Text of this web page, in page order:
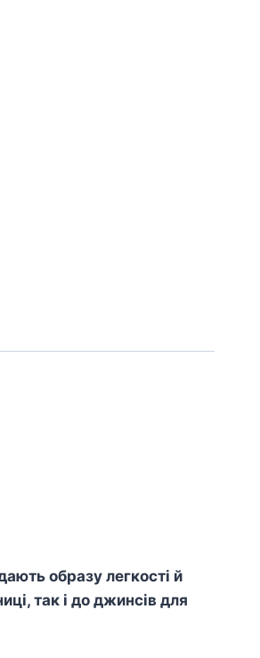
образу легкості й
так і до джинсів для